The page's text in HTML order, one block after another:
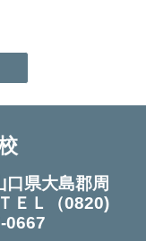
校
県大島郡周
ＥＬ
（0820)
-0667